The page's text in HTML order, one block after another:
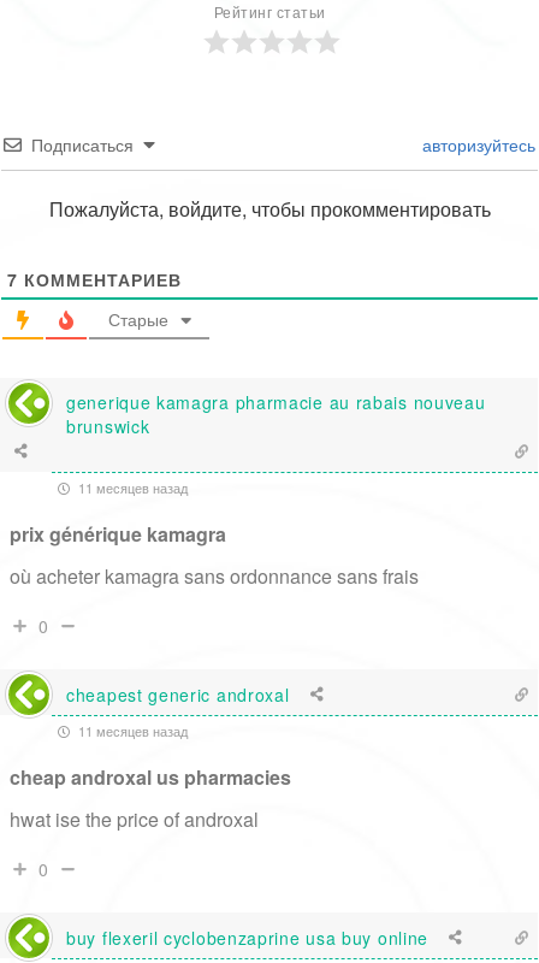
Рейтинг статьи
Подписаться авторизуйтесь
Пожалуйста, войдите, чтобы прокомментировать
7 КОММЕНТАРИЕВ
Старые
generique kamagra pharmacie au rabais nouveau
brunswick
11 месяцев назад
prix générique kamagra
où acheter kamagra sans ordonnance sans frais
0
cheapest generic androxal
11 месяцев назад
cheap androxal us pharmacies
hwat ise the price of androxal
0
buy flexeril cyclobenzaprine usa buy online